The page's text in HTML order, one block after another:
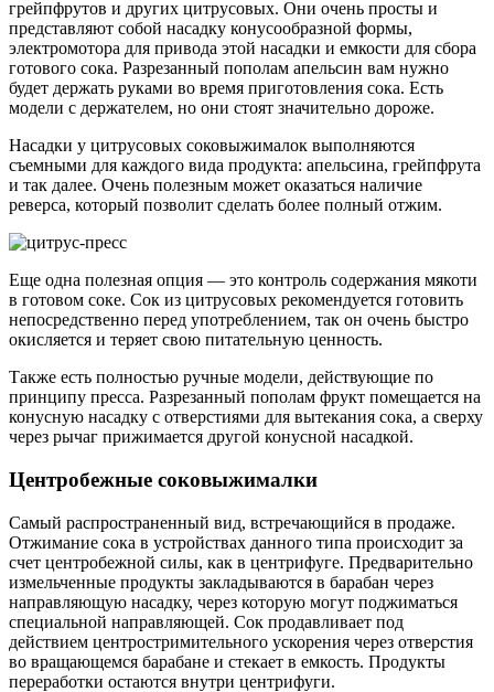
грейпфрутов и других цитрусовых. Они очень просты и
представляют собой насадку конусообразной формы,
электромотора для привода этой насадки и емкости для сбора
готового сока. Разрезанный пополам апельсин вам нужно
будет держать руками во время приготовления сока. Есть
модели с держателем, но они стоят значительно дороже.
Насадки у цитрусовых соковыжималок выполняются
съемными для каждого вида продукта: апельсина, грейпфрута
и так далее. Очень полезным может оказаться наличие
реверса, который позволит сделать более полный отжим.
Еще одна полезная опция — это контроль содержания мякоти
в готовом соке. Сок из цитрусовых рекомендуется готовить
непосредственно перед употреблением, так он очень быстро
окисляется и теряет свою питательную ценность.
Также есть полностью ручные модели, действующие по
принципу пресса. Разрезанный пополам фрукт помещается на
конусную насадку с отверстиями для вытекания сока, а сверху
через рычаг прижимается другой конусной насадкой.
Центробежные соковыжималки
Самый распространенный вид, встречающийся в продаже.
Отжимание сока в устройствах данного типа происходит за
счет центробежной силы, как в центрифуге. Предварительно
измельченные продукты закладываются в барабан через
направляющую насадку, через которую могут поджиматься
специальной направляющей. Сок продавливает под
действием центростримительного ускорения через отверстия
во вращающемся барабане и стекает в емкость. Продукты
переработки остаются внутри центрифуги.